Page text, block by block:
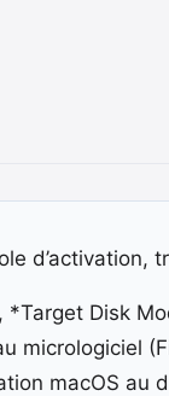
Disk
micrologiciel
macOS